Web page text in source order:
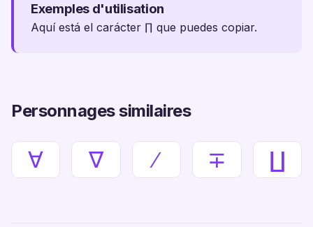
Exemples d'utilisation
Aquí está el carácter ∏ que puedes copiar.
Personnages similaires
∀ ∇ ∕ ∓ ∐